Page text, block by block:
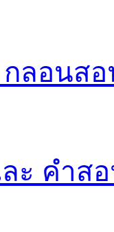
กลอน
ะ คำส